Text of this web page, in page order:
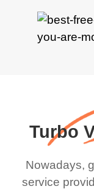
Turbo
Nowadays,
service